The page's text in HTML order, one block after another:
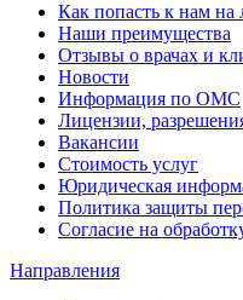
Как попасть к нам на
Наши преимущества
Отзывы о врачах и
Новости
Информация по ОМС
Лицензии,
Вакансии
Стоимость услуг
Юридическая
Политика защиты
Согласие на
Направления